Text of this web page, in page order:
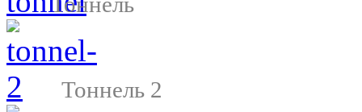
Тоннель 2